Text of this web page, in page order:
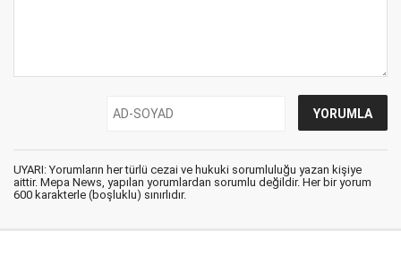
UYARI: Yorumların her türlü cezai ve hukuki sorumluluğu yazan kişiye
aittir. Mepa News, yapılan yorumlardan sorumlu değildir. Her bir yorum
600 karakterle (boşluklu) sınırlıdır.